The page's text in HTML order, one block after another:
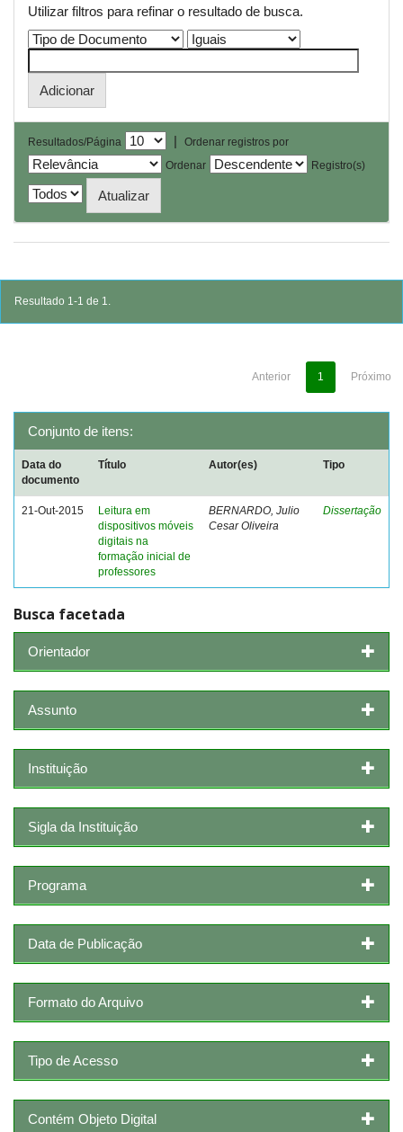
Utilizar filtros para refinar o resultado de busca.
Resultados/Página |
Ordenar registros por
Ordenar
Registro(s)
Resultado 1-1 de 1.
Anterior 1 Próximo
Conjunto de itens:
Data do
documento
Título Autor(es) Tipo
21-Out-2015
Leitura em
dispositivos móveis
digitais na
formação inicial de
professores
BERNARDO, Julio
Cesar Oliveira
Dissertação
Busca facetada
Orientador
Assunto
Instituição
Sigla da Instituição
Programa
Data de Publicação
Formato do Arquivo
Tipo de Acesso
Contém Objeto Digital